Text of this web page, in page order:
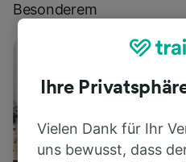
Besonderem
Ihre
Vielen Dank für Ihr
uns bewusst, dass